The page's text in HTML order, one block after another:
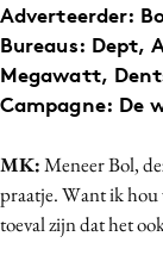
Topics
Artificial
Bureaus
Campagnes
Carriere
Contentmarketing
Adverteerder:
Bureaus: Dept,
Megawatt,
Campagne: De
MK:Meneer Bol,
praatje. Want ik hou
toeval zijn dat het